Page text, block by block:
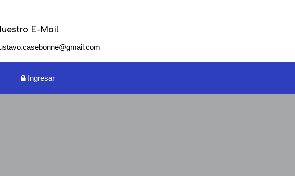
E-Mail
Ingresar